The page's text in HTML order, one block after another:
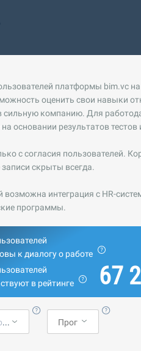
платформы bim.vc
оценить свои навыки
сильную компанию. Для
основании результатов тестов
с согласия пользователей.
скрыты всегда.
интеграция с HR-
программы.
к диалогу о работе
в рейтинге
67
Город